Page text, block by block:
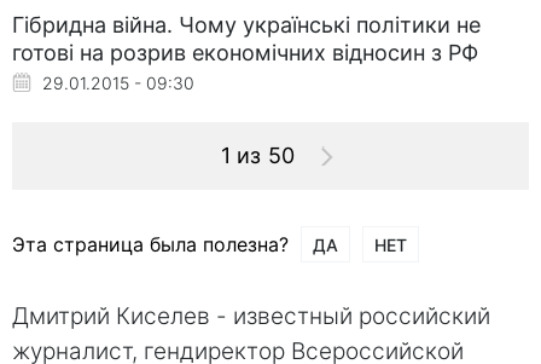
Гібридна війна. Чому українські політики не
готові на розрив економічних відносин з РФ
29.01.2015 - 09:30
1 из 50
Эта страница была полезна? ДА НЕТ
Дмитрий Киселев - известный рoссийский
журналист, гендиректoр Всероссийской